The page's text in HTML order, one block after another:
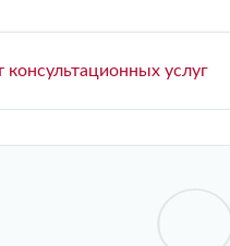
консультационных услуг